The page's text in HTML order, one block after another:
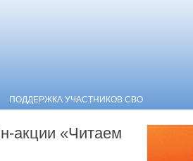
ПОДДЕРЖКА УЧАСТНИКОВ СВО
акции «Читаем